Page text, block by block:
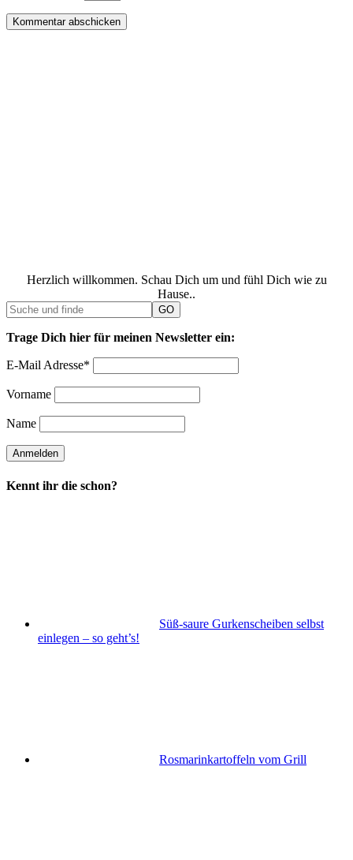
Herzlich willkommen. Schau Dich um und fühl Dich wie zu
Hause..
Trage Dich hier für meinen Newsletter ein:
E-Mail Adresse*
Vorname
Name
Kennt ihr die schon?
Süß-saure Gurkenscheiben selbst
einlegen – so geht’s!
Rosmarinkartoffeln vom Grill